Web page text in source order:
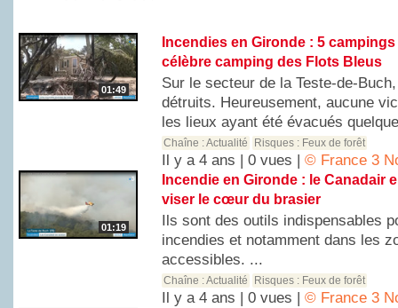
01:49
Incendies en Gironde : 5
célèbre camping des Flots Bleus
Sur le secteur de la Teste-de-
détruits. Heureusement, aucune
les lieux ayant été évacués
Chaîne :Actualité Risques : Feux de forêt
Il y a 4 ans | 0 vues |© France 3
01:19
Incendie en Gironde : le Canadair
viser le cœur du brasier
Ils sont des outils indispensables
incendies et notamment dans les
accessibles. ...
Chaîne :Actualité Risques : Feux de forêt
Il y a 4 ans | 0 vues |© France 3